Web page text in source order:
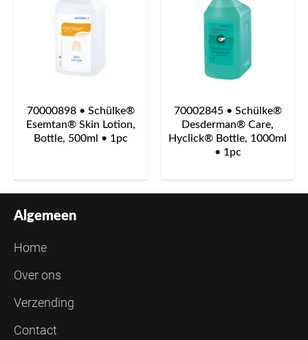
70000898 • Schülke®
Esemtan® Skin Lotion,
Bottle, 500ml • 1pc
70002845 • Schülke®
Desderman® Care,
Hyclick® Bottle, 1000ml
• 1pc
Algemeen
Home
Over ons
Verzending
Contact